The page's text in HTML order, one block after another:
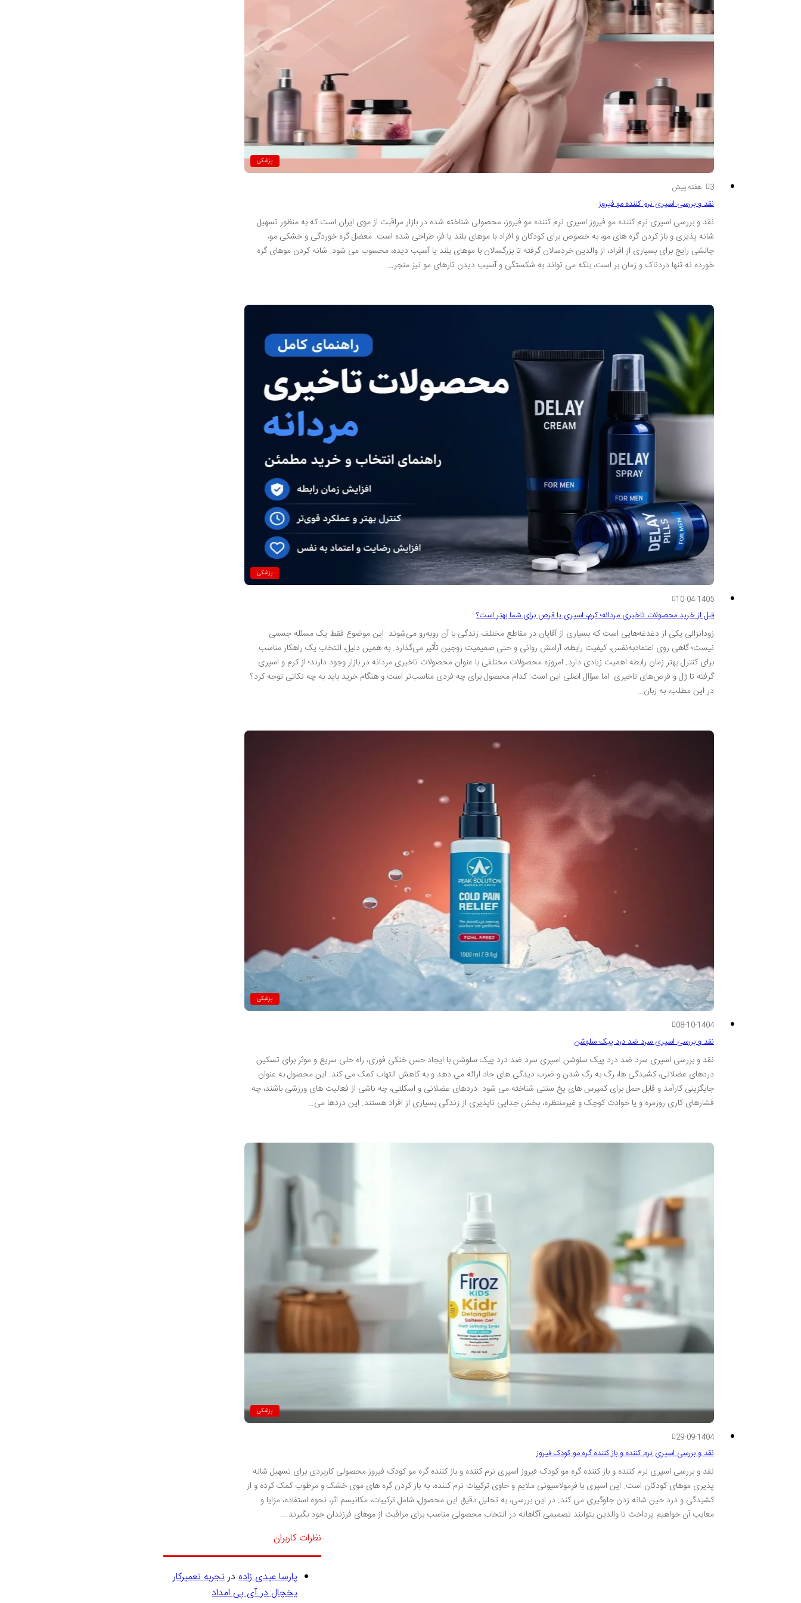
پزشکی
3 هفته پیش
نقد و بررسی اسپری نرم کننده مو فیروز
نقد و بررسی اسپری نرم کننده مو فیروز اسپری نرم کننده مو فیروز، محصولی شناخته شده در بازار مراقبت از موی ایران است که به منظور تسهیل
شانه پذیری و باز کردن گره های مو، به خصوص برای کودکان و افراد با موهای بلند یا فر، طراحی شده است. معضل گره خوردگی و خشکی مو،
چالشی رایج برای بسیاری از افراد، از والدین خردسالان گرفته تا بزرگسالان با موهای بلند یا آسیب دیده، محسوب می شود. شانه کردن موهای گره
خورده نه تنها دردناک و زمان بر است، بلکه می تواند به شکستگی و آسیب دیدن تارهای مو نیز منجر…
پزشکی
10-04-1405
قبل از خرید محصولات تاخیری مردانه؛ کرم، اسپری یا قرص برای شما بهتر است؟
زودانزالی یکی از دغدغه‌هایی است که بسیاری از آقایان در مقاطع مختلف زندگی با آن روبه‌رو می‌شوند. این موضوع فقط یک مسئله جسمی
نیست؛ گاهی روی اعتمادبه‌نفس، کیفیت رابطه، آرامش روانی و حتی صمیمیت زوجین تأثیر می‌گذارد. به همین دلیل، انتخاب یک راهکار مناسب
برای کنترل بهتر زمان رابطه اهمیت زیادی دارد. امروزه محصولات مختلفی با عنوان محصولات تاخیری مردانه در بازار وجود دارند؛ از کرم و اسپری
گرفته تا ژل و قرص‌های تاخیری. اما سؤال اصلی این است: کدام محصول برای چه فردی مناسب‌تر است و هنگام خرید باید به چه نکاتی توجه کرد؟
در این مطلب، به زبان…
پزشکی
08-10-1404
نقد و بررسی اسپری سرد ضد درد پیک سلوشن
نقد و بررسی اسپری سرد ضد درد پیک سلوشن اسپری سرد ضد درد پیک سلوشن با ایجاد حس خنکی فوری، راه حلی سریع و موثر برای تسکین
دردهای عضلانی، کشیدگی ها، رگ به رگ شدن و ضرب دیدگی های حاد ارائه می دهد و به کاهش التهاب کمک می کند. این محصول به عنوان
جایگزینی کارآمد و قابل حمل برای کمپرس های یخ سنتی شناخته می شود. دردهای عضلانی و اسکلتی، چه ناشی از فعالیت های ورزشی باشند، چه
فشارهای کاری روزمره و یا حوادث کوچک و غیرمنتظره، بخش جدایی ناپذیری از زندگی بسیاری از افراد هستند. این دردها می…
پزشکی
29-09-1404
نقد و بررسی اسپری نرم کننده و باز کننده گره مو کودک فیروز
نقد و بررسی اسپری نرم کننده و باز کننده گره مو کودک فیروز اسپری نرم کننده و باز کننده گره مو کودک فیروز محصولی کاربردی برای تسهیل شانه
پذیری موهای کودکان است. این اسپری با فرمولاسیونی ملایم و حاوی ترکیبات نرم کننده، به باز کردن گره های موی خشک و مرطوب کمک کرده و از
کشیدگی و درد حین شانه زدن جلوگیری می کند. در این بررسی، به تحلیل دقیق این محصول، شامل ترکیبات، مکانیسم اثر، نحوه استفاده، مزایا و
معایب آن خواهیم پرداخت تا والدین بتوانند تصمیمی آگاهانه در انتخاب محصولی مناسب برای مراقبت از موهای فرزندان خود بگیرند.…
نظرات کاربران
پارسا عیدی زادهدرتجربه تعمیرکار
یخچال در آی پی امداد